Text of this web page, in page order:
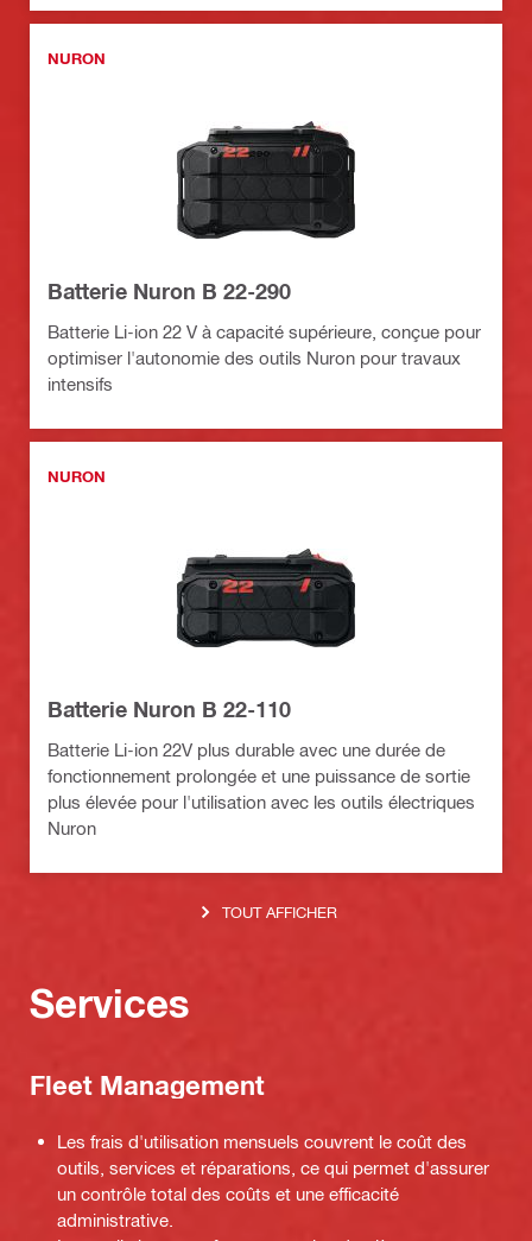
NURON
Batterie Nuron B 22-290
Batterie Li-ion 22 V à capacité supérieure, conçue pour
optimiser l'autonomie des outils Nuron pour travaux
intensifs
NURON
Batterie Nuron B 22-110
Batterie Li-ion 22V plus durable avec une durée de
fonctionnement prolongée et une puissance de sortie
plus élevée pour l'utilisation avec les outils électriques
Nuron
TOUT AFFICHER
Services
Fleet Management
Les frais d'utilisation mensuels couvrent le coût des
outils, services et réparations, ce qui permet d'assurer
un contrôle total des coûts et une efficacité
administrative.